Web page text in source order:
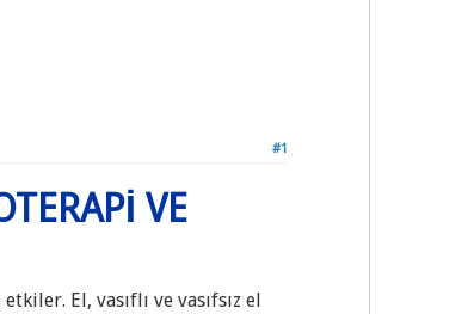
#1
VE
El, vasıflı ve vasıfsız el